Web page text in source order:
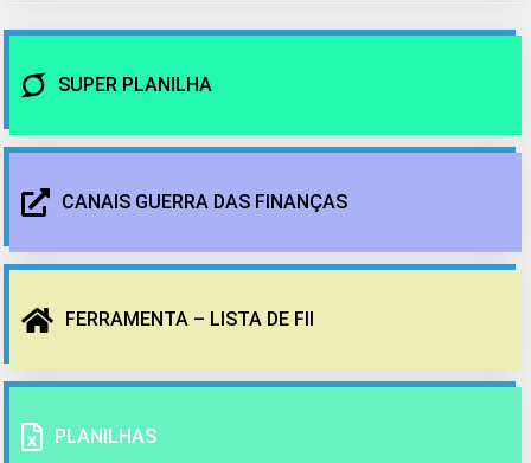
SUPER PLANILHA
CANAIS GUERRA DAS FINANÇAS
FERRAMENTA – LISTA DE FII
PLANILHAS